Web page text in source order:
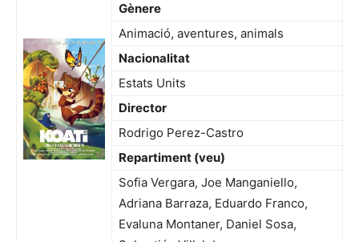
Gènere
Animació, aventures, animals
Nacionalitat
Estats Units
Director
Rodrigo Perez-Castro
Repartiment (veu)
Sofia Vergara, Joe Manganiello,
Adriana Barraza, Eduardo Franco,
Evaluna Montaner, Daniel Sosa,